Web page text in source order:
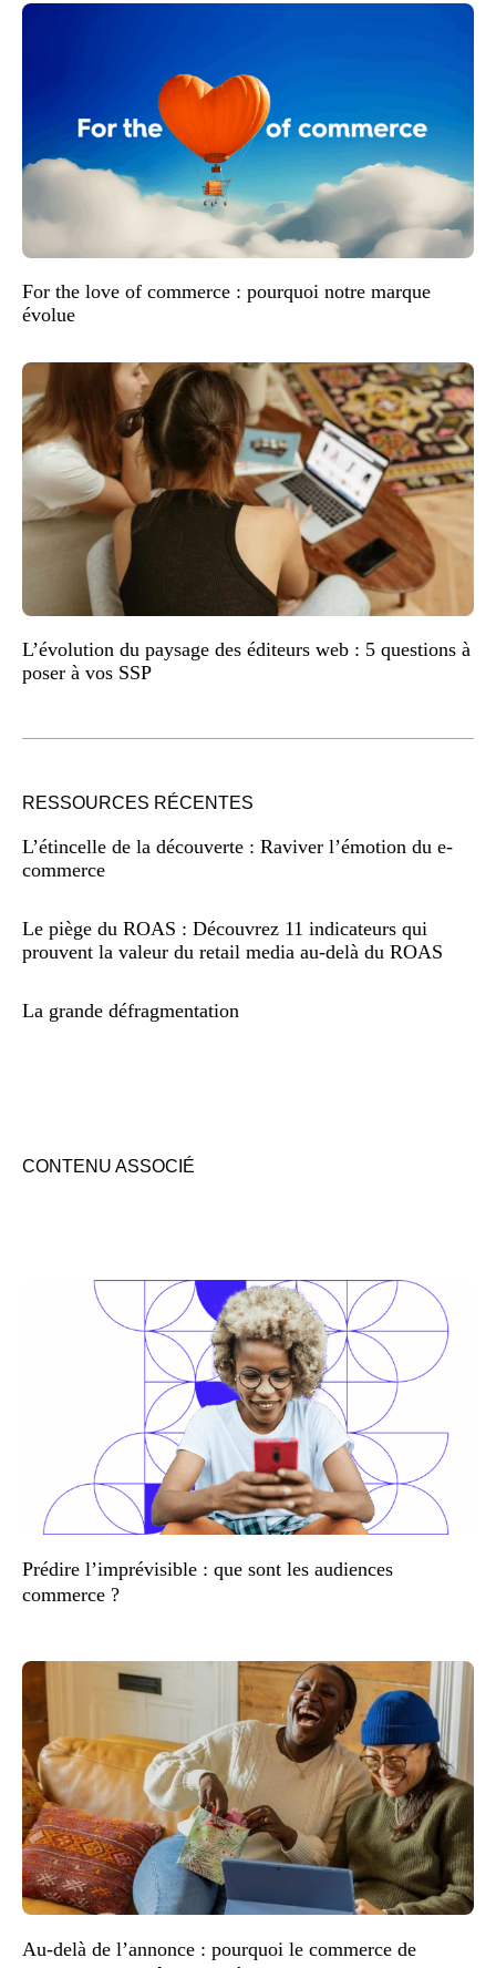
For the love of commerce : pourquoi notre marque
évolue
L’évolution du paysage des éditeurs web : 5 questions à
poser à vos SSP
RESSOURCES RÉCENTES
L’étincelle de la découverte : Raviver l’émotion du e-
commerce
Le piège du ROAS : Découvrez 11 indicateurs qui
prouvent la valeur du retail media au-delà du ROAS
La grande défragmentation
CONTENU ASSOCIÉ
Prédire l’imprévisible : que sont les audiences
commerce ?
Au-delà de l’annonce : pourquoi le commerce de